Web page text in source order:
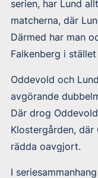
serien, har Lund
matcherna, där
Därmed har man
Falkenberg i
Oddevold och
avgörande
Där drog
Klostergården,
rädda oavgjort.
I